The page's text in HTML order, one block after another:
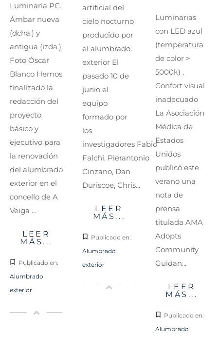
Luminaria PC
Ámbar nueva
(dcha.) y
antigua (izda.).
Foto Óscar
Blanco Hemos
finalizado la
redacción del
proyecto
básico y
ejecutivo para
la renovación
del alumbrado
exterior en el
concello de A
Veiga ...
LEER
MÁS...
Publicado en:
Alumbrado
exterior
artificial del
cielo nocturno
producido por
el alumbrado
exterior El
pasado 10 de
junio el
equipo
formado por
los
investigadores Fabio
Falchi, Pierantonio
Cinzano, Dan
Duriscoe, Chris...
LEER
MÁS...
Publicado en:
Alumbrado
exterior
Luminarias
con LED azul
(temperatura
de color >
5000k) .
Confort visual
inadecuado
La Asociación
Médica de
Estados
Unidos
publicó este
verano una
nota de
prensa
titulada AMA
Adopts
Community
Guidan...
LEER
MÁS...
Publicado en:
Alumbrado